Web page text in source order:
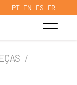
PT EN ES FR
/